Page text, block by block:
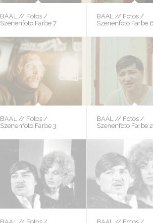
BAAL // Fotos /
Szenenfoto Farbe 7
BAAL // Fotos /
Szenenfoto Farbe
BAAL // Fotos /
Szenenfoto Farbe 3
BAAL // Fotos /
Szenenfoto Farbe 2
BAAL // Fotos / BAAL // Fotos /